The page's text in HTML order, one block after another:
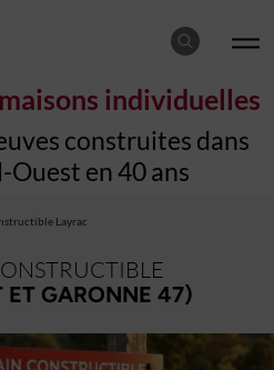
maisons individuelles
construites dans
Ouest en 40 ans
Layrac
ET GARONNE 47)